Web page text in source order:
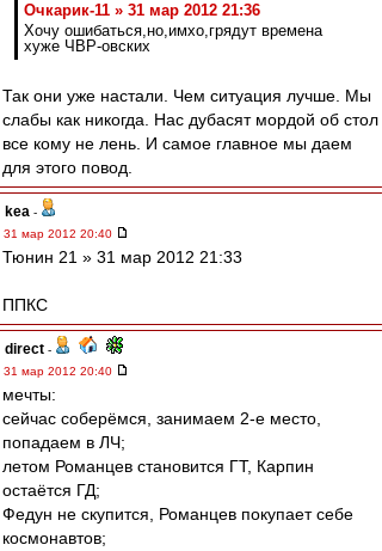
Очкарик-11 » 31 мар 2012 21:36
Хочу ошибаться,но,имхо,грядут времена
хуже ЧВР-овских
Так они уже настали. Чем ситуация лучше. Мы
слабы как никогда. Нас дубасят мордой об стол
все кому не лень. И самое главное мы даем
для этого повод.
kea -
31 мар 2012 20:40
Тюнин 21 » 31 мар 2012 21:33
ППКС
direct -
31 мар 2012 20:40
мечты:
сейчас соберёмся, занимаем 2-е место,
попадаем в ЛЧ;
летом Романцев становится ГТ, Карпин
остаётся ГД;
Федун не скупится, Романцев покупает себе
космонавтов;